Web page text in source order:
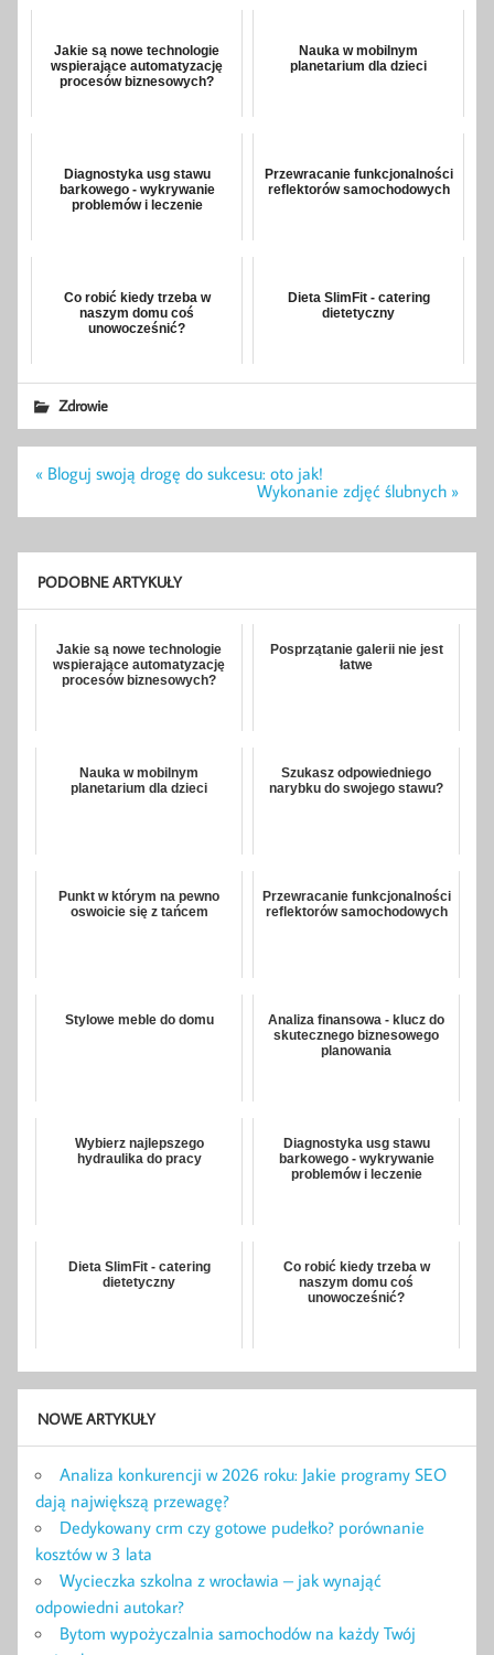
Jakie są nowe technologie
wspierające automatyzację
procesów biznesowych?
Nauka w mobilnym
planetarium dla dzieci
Diagnostyka usg stawu
barkowego - wykrywanie
problemów i leczenie
Przewracanie funkcjonalności
reflektorów samochodowych
Co robić kiedy trzeba w
naszym domu coś
unowocześnić?
Dieta SlimFit - catering
dietetyczny
Zdrowie
Nawigacja
wpisu
« Bloguj swoją drogę do sukcesu: oto jak!
Wykonanie zdjęć ślubnych »
PODOBNE ARTYKUŁY
Jakie są nowe technologie
wspierające automatyzację
procesów biznesowych?
Posprzątanie galerii nie jest
łatwe
Nauka w mobilnym
planetarium dla dzieci
Szukasz odpowiedniego
narybku do swojego stawu?
Punkt w którym na pewno
oswoicie się z tańcem
Przewracanie funkcjonalności
reflektorów samochodowych
Stylowe meble do domu
Analiza finansowa - klucz do
skutecznego biznesowego
planowania
Wybierz najlepszego
hydraulika do pracy
Diagnostyka usg stawu
barkowego - wykrywanie
problemów i leczenie
Dieta SlimFit - catering
dietetyczny
Co robić kiedy trzeba w
naszym domu coś
unowocześnić?
NOWE ARTYKUŁY
Analiza konkurencji w 2026 roku: Jakie programy SEO
dają największą przewagę?
Dedykowany crm czy gotowe pudełko? porównanie
kosztów w 3 lata
Wycieczka szkolna z wrocławia – jak wynająć
odpowiedni autokar?
Bytom wypożyczalnia samochodów na każdy Twój